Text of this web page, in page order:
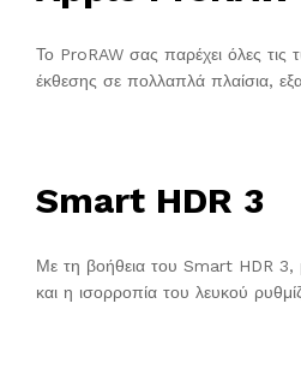
Το ProRAW σας παρέχει όλες τις
έκθεσης σε πολλαπλά πλαίσια,
Smart HDR 3
Με τη βοήθεια του Smart HDR 3,
και η ισορροπία του λευκού